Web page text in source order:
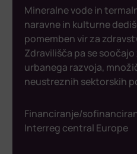
Mineralne vode in
naravne in kulturne
pomemben vir za
Zdravilišča pa se
urbanega razvoja,
neustreznih sektorskih
Financiranje/
Interreg central Europe